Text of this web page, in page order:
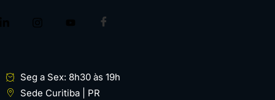
Seg a Sex: 8h30 às 19h
Sede Curitiba | PR